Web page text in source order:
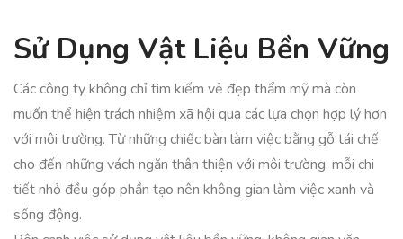
Sử Dụng Vật Liệu Bền Vững
Các công ty không chỉ tìm kiếm vẻ đẹp thẩm mỹ mà còn
muốn thể hiện trách nhiệm xã hội qua các lựa chọn hợp lý hơn
với môi trường. Từ những chiếc bàn làm việc bằng gỗ tái chế
cho đến những vách ngăn thân thiện với môi trường, mỗi chi
tiết nhỏ đều góp phần tạo nên không gian làm việc xanh và
sống động.